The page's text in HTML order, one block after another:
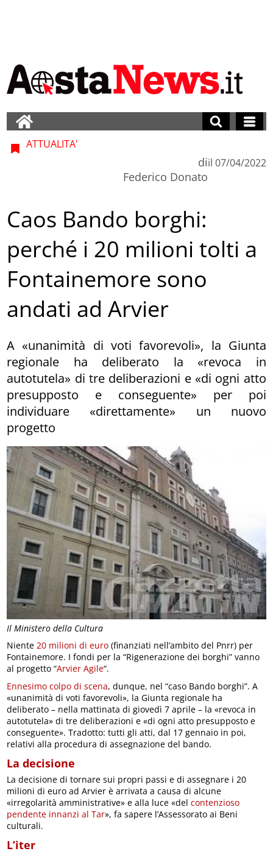
Il Ministero della Cultura
ATTUALITA'
di
Federico Donato
il 07/04/2022
Caos Bando borghi:
perché i 20 milioni tolti a
Fontainemore sono
andati ad Arvier
A «unanimità di voti favorevoli», la Giunta
regionale ha deliberato la «revoca in
autotutela» di tre deliberazioni e «di ogni atto
presupposto e conseguente» per poi
individuare «direttamente» un nuovo
progetto
Niente20 milioni di euro (finanziati nell’ambito del Pnrr) per
Fontainemore. I fondi per la “Rigenerazione dei borghi” vanno
al progetto “Arvier Agile“.
Ennesimo colpo di scena, dunque, nel “caso Bando borghi”. A
«unanimità di voti favorevoli», la Giunta regionale ha
deliberato – nella mattinata di giovedì 7 aprile – la «revoca in
autotutela» di tre deliberazioni e «di ogni atto presupposto e
conseguente». Tradotto: tutti gli atti, dal 17 gennaio in poi,
relativi alla procedura di assegnazione del bando.
La decisione
La decisione di tornare sui propri passi e di assegnare i 20
milioni di euro ad Arvier è arrivata a causa di alcune
«irregolarità amministrative» e alla luce «delcontenzioso
pendente innanzi al Tar», fa sapere l’Assessorato ai Beni
culturali.
L’iter